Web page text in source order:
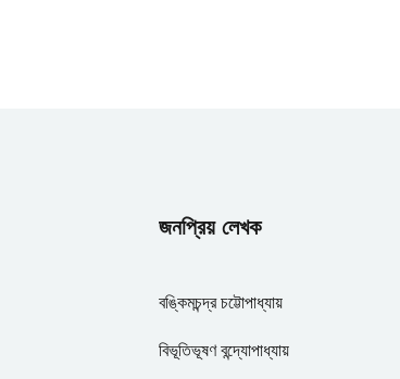
জনপ্রিয় লেখক
বঙ্কিমচন্দ্র চট্টোপাধ্যায়
বিভূতিভূষণ বন্দ্যোপাধ্যায়